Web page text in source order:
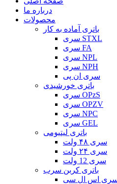
درباره ما
محصولات
باتری آماده به کار
سری STXL
سری FA
سری NPL
سری NPH
سری ان پی
باتری خورشیدی
سری OPzS
سری OPZV
سری NPC
سری GEL
باتری لیتیومی
سری ۴۸ ولت
سری ۲۴ ولت
سری 12 ولت
باتری کربن سرب
اس ال سی